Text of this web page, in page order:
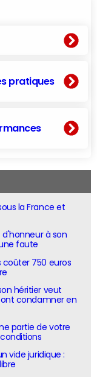
pratiques
la France et
d'honneur à son
faute
coûter 750 euros
héritier veut
condamner en
partie de votre
vide juridique :